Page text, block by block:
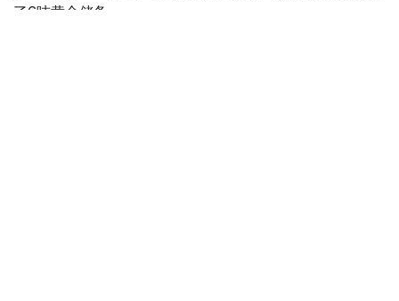
了6吨黄金储备。